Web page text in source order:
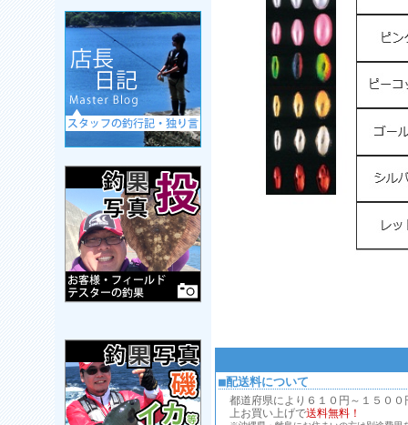
■配送料について
都道府県により６１０円～１５０
上お買い上げで送料無料！